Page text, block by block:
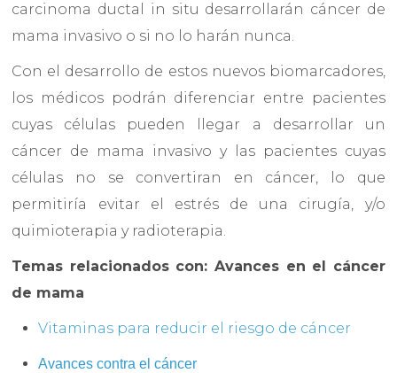
carcinoma ductal in situ desarrollarán cáncer de
mama invasivo o si no lo harán nunca.
Con el desarrollo de estos nuevos biomarcadores,
los médicos podrán diferenciar entre pacientes
cuyas células pueden llegar a desarrollar un
cáncer de mama invasivo y las pacientes cuyas
células no se convertiran en cáncer, lo que
permitiría evitar el estrés de una cirugía, y/o
quimioterapia y radioterapia.
Temas relacionados con: Avances en el cáncer
de mama
Vitaminas para reducir el riesgo de cáncer
Avances contra el cáncer